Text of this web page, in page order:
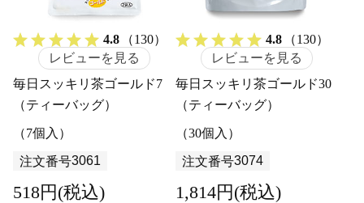
4.8
（130）
レビューを見る
毎日スッキリ茶ゴールド7
（ティーバッグ）
（7個入）
注文番号3061
518円(税込)
4.8
（130）
レビューを見る
毎日スッキリ茶ゴールド30
（ティーバッグ）
（30個入）
注文番号3074
1,814円(税込)